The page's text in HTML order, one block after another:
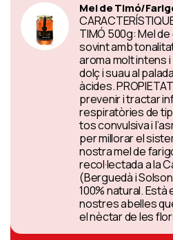
Mel de Timó/
TIMÓ 500g: Mel
sovint amb
aroma molt intens
dolç i suau al
àcides.
prevenir i tractar
respiratòries de
tos convulsiva i
per millorar el
nostra mel de
recol·lectada a la
(Berguedà i
100% natural.
nostres abelles
el nèctar de les